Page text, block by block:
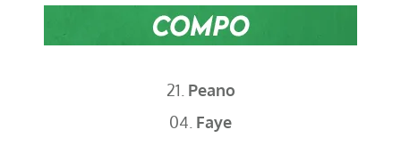
21. Peano
04. Faye